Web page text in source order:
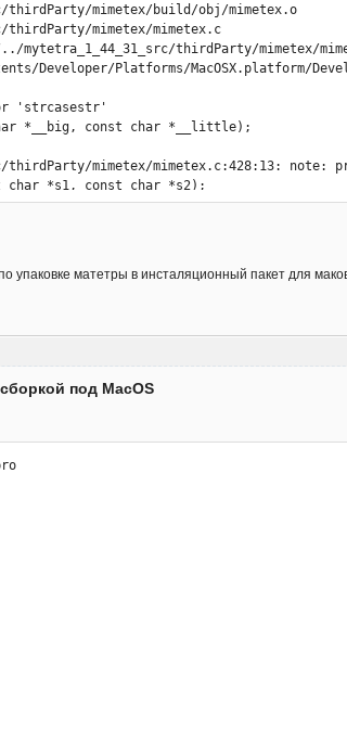
mimetex/build/obj/mimetex.o
mimetex/mimetex.c
thirdParty/mimetex/
Developer/Platforms/MacOSX.platform/
*__big, const char *__little);
mimetex/mimetex.c:428:13: note:
char *s1, const char *s2);
[-Wsign-compare]
mimetex/mimetex.c:6492:4:
mimetex/mimetex.c:17183:28:
[-Wsign-compare]
[-Wsign-compare]
long') and 'int' [-Wsign-compare]
/* failed to write all bytes */
thirdParty/mimetex/build/obj/
mimetex-pro-make_first] Error 2
проекта mytetra (комплект: Desktop Qt 5.10.1
упаковке матетры в инсталяционный пакет для
под MacOS